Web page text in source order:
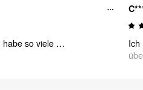
Wirklich FANTASTISCH!!! Ich habe so viele Komplimente für den Anzug bekommen UND er trage ich am liebsten. Wunderbare Qualität und sieht genau so aus wie das Bild! Habe dies zu meiner 26. Geburtstagsparty getragen.